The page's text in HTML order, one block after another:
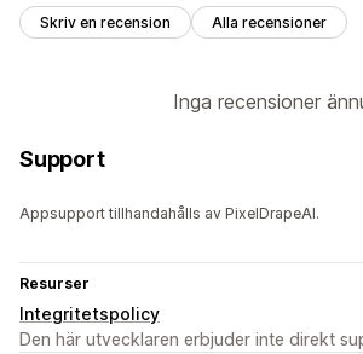
Skriv en recension Alla recensioner
Inga recensioner
Support
Appsupport tillhandahålls av PixelDrapeAI.
Resurser
Integritetspolicy
Den här utvecklaren erbjuder inte direkt